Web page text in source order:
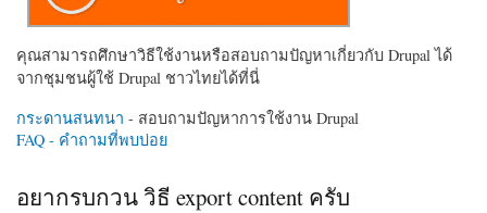
คุณสามารถศึกษาวิธีใช้งานหรือสอบถามปัญหาเกี่ยวกับ Drupal ได้
จากชุมชนผู้ใช้ Drupal ชาวไทยได้ที่นี่
กระดานสนทนา - สอบถามปัญหาการใช้งาน Drupal
FAQ - คำถามที่พบบ่อย
อยากรบกวน วิธี export content ครับ